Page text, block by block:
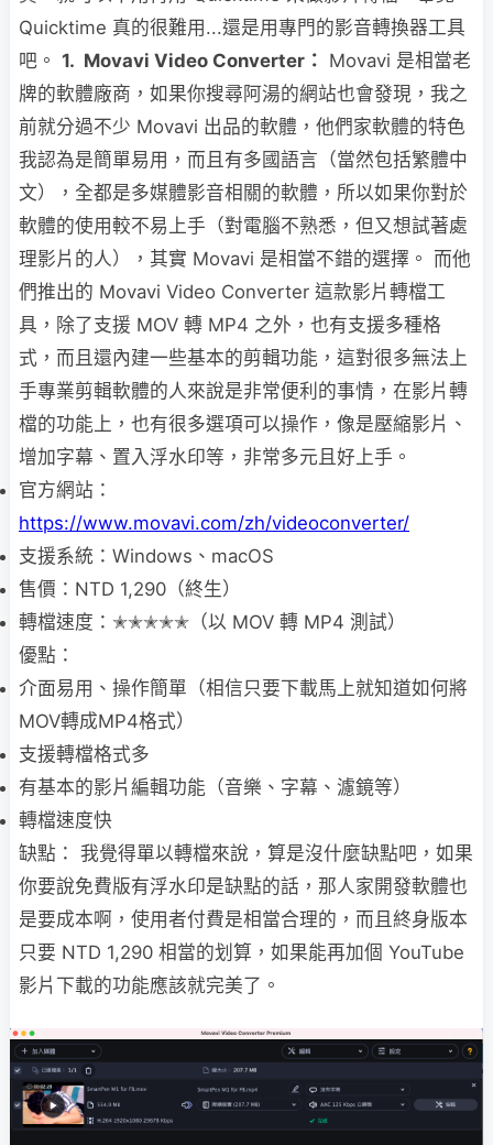
Quicktime 真的很難用...還是用專門的影音轉換器工具
吧。 1. Movavi Video Converter： Movavi 是相當老
牌的軟體廠商，如果你搜尋阿湯的網站也會發現，我之
前就分過不少 Movavi 出品的軟體，他們家軟體的特色
我認為是簡單易用，而且有多國語言（當然包括繁體中
文），全都是多媒體影音相關的軟體，所以如果你對於
軟體的使用較不易上手（對電腦不熟悉，但又想試著處
理影片的人），其實 Movavi 是相當不錯的選擇。 而他
們推出的 Movavi Video Converter 這款影片轉檔工
具，除了支援 MOV 轉 MP4 之外，也有支援多種格
式，而且還內建一些基本的剪輯功能，這對很多無法上
手專業剪輯軟體的人來說是非常便利的事情，在影片轉
檔的功能上，也有很多選項可以操作，像是壓縮影片、
增加字幕、置入浮水印等，非常多元且好上手。
官方網站：
https://www.movavi.com/zh/videoconverter/
支援系統：Windows、macOS
售價：NTD 1,290（終生）
轉檔速度：✭✭✭✭✭（以 MOV 轉 MP4 測試）
優點：
介面易用、操作簡單（相信只要下載馬上就知道如何將
MOV轉成MP4格式）
支援轉檔格式多
有基本的影片編輯功能（音樂、字幕、濾鏡等）
轉檔速度快
缺點： 我覺得單以轉檔來說，算是沒什麼缺點吧，如果
你要說免費版有浮水印是缺點的話，那人家開發軟體也
是要成本啊，使用者付費是相當合理的，而且終身版本
只要 NTD 1,290 相當的划算，如果能再加個 YouTube
影片下載的功能應該就完美了。